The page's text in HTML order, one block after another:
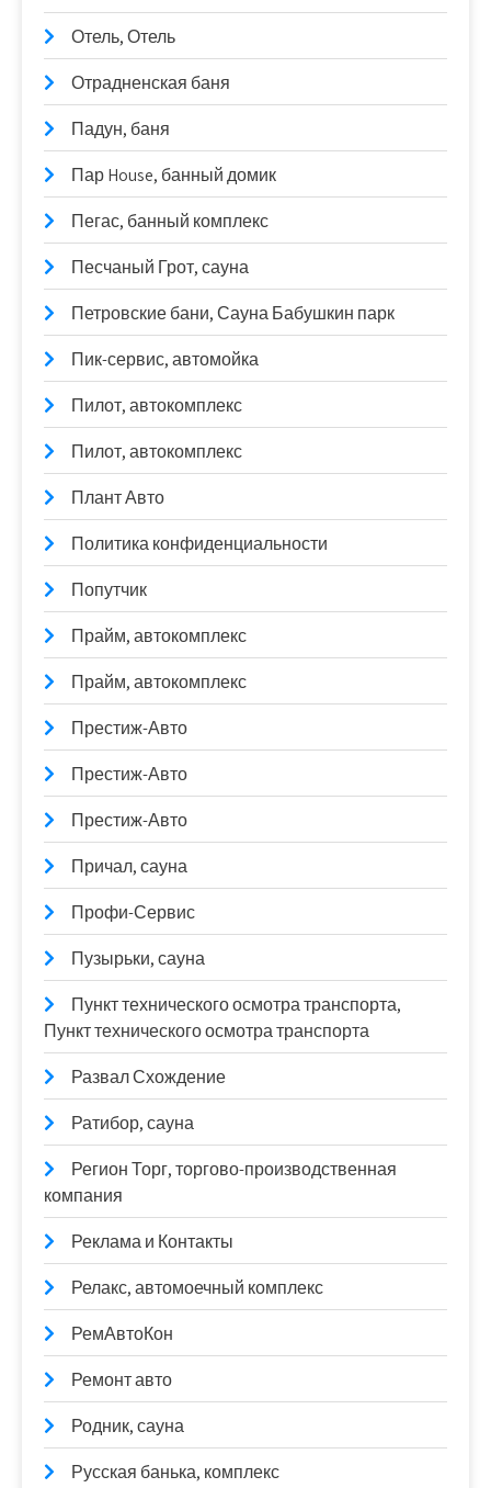
Отель, Отель
Отрадненская баня
Падун, баня
Пар House, банный домик
Пегас, банный комплекс
Песчаный Грот, сауна
Петровские бани, Сауна Бабушкин парк
Пик-сервис, автомойка
Пилот, автокомплекс
Пилот, автокомплекс
Плант Авто
Политика конфиденциальности
Попутчик
Прайм, автокомплекс
Прайм, автокомплекс
Престиж-Авто
Престиж-Авто
Престиж-Авто
Причал, сауна
Профи-Сервис
Пузырьки, сауна
Пункт технического осмотра транспорта,
Пункт технического осмотра транспорта
Развал Схождение
Ратибор, сауна
Регион Торг, торгово-производственная
компания
Реклама и Контакты
Релакс, автомоечный комплекс
РемАвтоКон
Ремонт авто
Родник, сауна
Русская банька, комплекс